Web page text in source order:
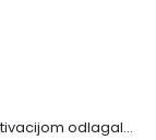
Zaštita životne sredine rekultivacijom odlagališta